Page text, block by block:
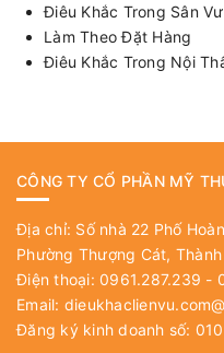
Điêu Khắc Trong Sân
Làm Theo Đặt Hàng
Điêu Khắc Trong Nội
CÔNG TY CỔ PHẦN MỸ
Địa chỉ: Số nhà 22 Phố
Phường Thượng Cát,
Điện thoại: 0961.287.239 -
Email:
Đăng ký kinh doanh số: